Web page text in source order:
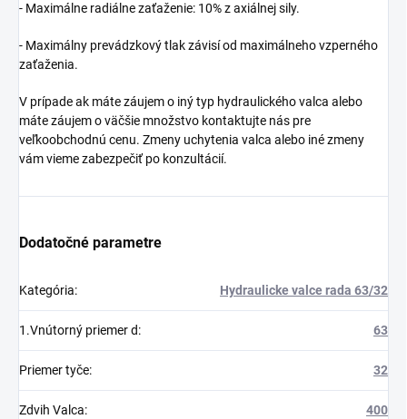
- Maximálne radiálne zaťaženie: 10% z axiálnej sily.
- Maximálny prevádzkový tlak závisí od maximálneho vzperného
zaťaženia.
V prípade ak máte záujem o iný typ hydraulického valca alebo
máte záujem o väčšie množstvo kontaktujte nás pre
veľkoobchodnú cenu. Zmeny uchytenia valca alebo iné zmeny
vám vieme zabezpečiť po konzultácií.
Dodatočné parametre
Kategória: Hydraulicke valce rada 63/32
1.Vnútorný priemer d: 63
Priemer tyče: 32
Zdvih Valca: 400